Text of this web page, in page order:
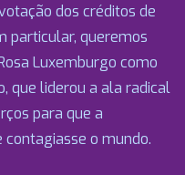
dos créditos de
particular, queremos
Luxemburgo como
que liderou a ala radical
para que a
o mundo.